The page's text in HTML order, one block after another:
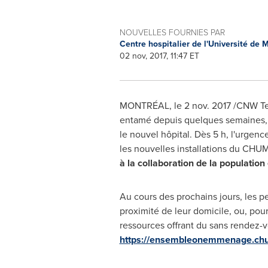
NOUVELLES FOURNIES PAR
Centre hospitalier de l'Université de
02 nov, 2017, 11:47 ET
MONTRÉAL, le2 nov. 2017/CNW
entamé depuis quelques
le nouvel hôpital. Dès 5 h,
les nouvelles installations du
à la collaboration de la
Au cours des prochains jours, les
proximité de leur domicile, ou,
ressources offrant du sans
https://